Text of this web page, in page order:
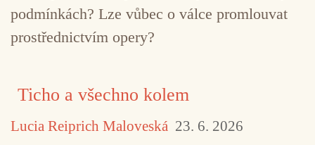
podmínkách? Lze vůbec o válce promlouvat
prostřednictvím opery?
Ticho a všechno kolem
Lucia Reiprich Maloveská 23. 6. 2026